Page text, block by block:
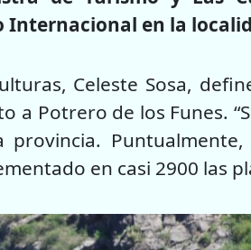
Internacional en la
Celeste Sosa,
a Potrero de los Funes.
provincia.
en casi 2900 las